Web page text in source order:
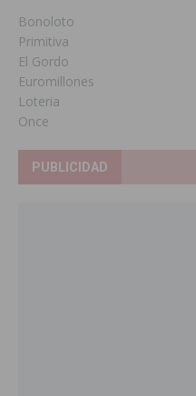
Bonoloto
Primitiva
El Gordo
Euromillones
Loteria
Once
PUBLICIDAD